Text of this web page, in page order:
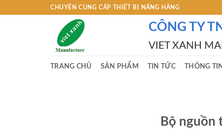
CHUYÊN CUNG CẤP THIẾT BỊ NÂNG HÀNG
CÔNG TY
VIET XANH
TRANG CHỦ SẢN PHẨM TIN TỨC THÔNG
Bộ nguồn